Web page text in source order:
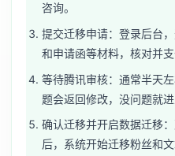
咨询。
提交迁移申请：登录后台
和申请函等材料，核对并支
等待腾讯审核：通常半天
题会返回修改，没问题就进
确认迁移并开启数据迁移
后，系统开始迁移粉丝和